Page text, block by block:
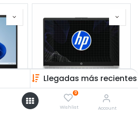
Llegadas más recientes
0
Wishlist Account